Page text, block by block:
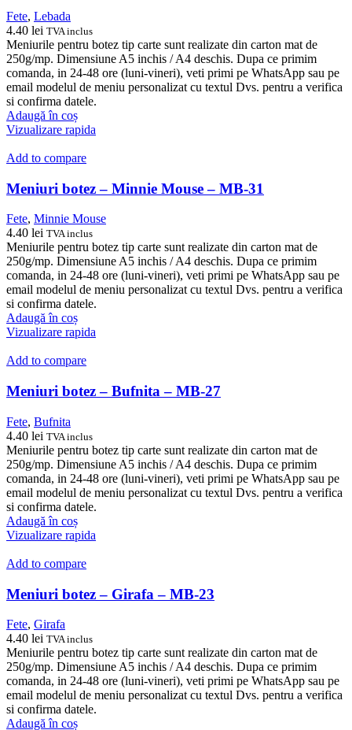
Fete, Lebada
4.40 lei TVA inclus
Meniurile pentru botez tip carte sunt realizate din carton mat de
250g/mp. Dimensiune A5 inchis / A4 deschis. Dupa ce primim
comanda, in 24-48 ore (luni-vineri), veti primi pe WhatsApp sau pe
email modelul de meniu personalizat cu textul Dvs. pentru a verifica
si confirma datele.
Adaugă în coș
Vizualizare rapida
Add to compare
Meniuri botez – Minnie Mouse – MB-31
Fete, Minnie Mouse
4.40 lei TVA inclus
Meniurile pentru botez tip carte sunt realizate din carton mat de
250g/mp. Dimensiune A5 inchis / A4 deschis. Dupa ce primim
comanda, in 24-48 ore (luni-vineri), veti primi pe WhatsApp sau pe
email modelul de meniu personalizat cu textul Dvs. pentru a verifica
si confirma datele.
Adaugă în coș
Vizualizare rapida
Add to compare
Meniuri botez – Bufnita – MB-27
Fete, Bufnita
4.40 lei TVA inclus
Meniurile pentru botez tip carte sunt realizate din carton mat de
250g/mp. Dimensiune A5 inchis / A4 deschis. Dupa ce primim
comanda, in 24-48 ore (luni-vineri), veti primi pe WhatsApp sau pe
email modelul de meniu personalizat cu textul Dvs. pentru a verifica
si confirma datele.
Adaugă în coș
Vizualizare rapida
Add to compare
Meniuri botez – Girafa – MB-23
Fete, Girafa
4.40 lei TVA inclus
Meniurile pentru botez tip carte sunt realizate din carton mat de
250g/mp. Dimensiune A5 inchis / A4 deschis. Dupa ce primim
comanda, in 24-48 ore (luni-vineri), veti primi pe WhatsApp sau pe
email modelul de meniu personalizat cu textul Dvs. pentru a verifica
si confirma datele.
Adaugă în coș